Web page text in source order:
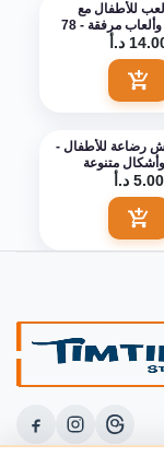
للأطفال مع
خشاخيش وألعاب مرفقة - 78
سم
د.أ
اضف الى السلة
رضاعة للأطفال -
وأشكال متنوعة
5.00 د.أ
اضف الى السلة